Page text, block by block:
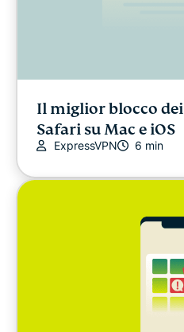
Il miglior blocco
Safari su Mac e iOS
ExpressVPN 6 min